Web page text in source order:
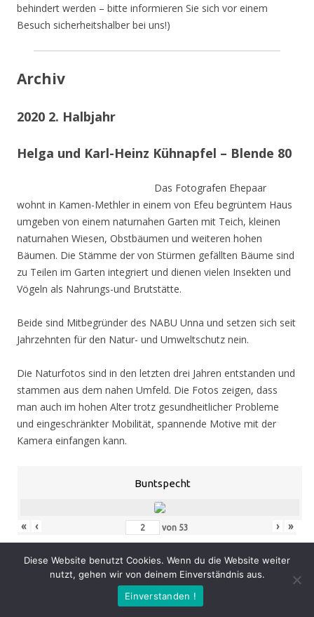
behindert werden – bitte informieren Sie sich vor einem
Besuch sicherheitshalber bei uns!)
Archiv
2020 2. Halbjahr
Helga und Karl-Heinz Kühnapfel – Blende 80
Das Fotografen Ehepaar
wohnt in Kamen-Methler in einem von Efeu begrüntem Haus
umgeben von einem naturnahen Garten mit Teich, kleinen
naturnahen Wiesen, Obstbäumen und weiteren hohen
Bäumen. Die Stämme der von Stürmen gefällten Bäume sind
zu Teilen im Garten integriert und dienen vielen Insekten und
Vögeln als Nahrungs-und Brutstätte.
Beide sind Mitbegründer des NABU Unna und setzen sich seit
Jahrzehnten für den Natur- und Umweltschutz nein.
Die Naturfotos sind in den letzten drei Jahren entstanden und
stammen aus dem nahen Umfeld. Die Fotos zeigen, dass
man auch im hohen Alter trotz gesundheitlicher Probleme
und eingeschränkter Mobilität, spannende Motive mit der
Kamera einfangen kann.
Buntspecht
« ‹ von 53 › »
: Donnerstag 05.11.20, 19.00 Uhr
: 05.11. – 07.02.21, geöffnet Mo. – Do. 8.30 – 16.00 Uhr,
Diese Website benutzt Cookies. Wenn du die Website weiter
nutzt, gehen wir von deinem Einverständnis aus.
Einverstanden !